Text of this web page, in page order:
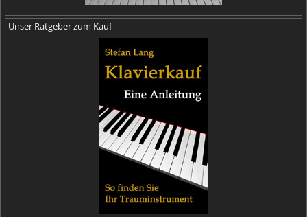
Unser Ratgeber zum Kauf